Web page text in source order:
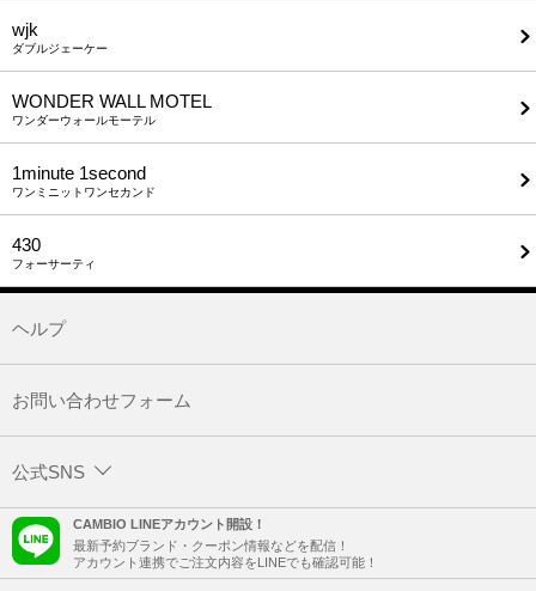
wjk
ダブルジェーケー
WONDER WALL MOTEL
ワンダーウォールモーテル
1minute​ 1second
ワンミニットワンセカンド
430
フォーサーティ
ヘルプ
お問い合わせフォーム
公式SNS
CAMBIO LINEアカウント開設！
最新予約ブランド・クーポン情報などを配信！
アカウント連携でご注文内容をLINEでも確認可能！